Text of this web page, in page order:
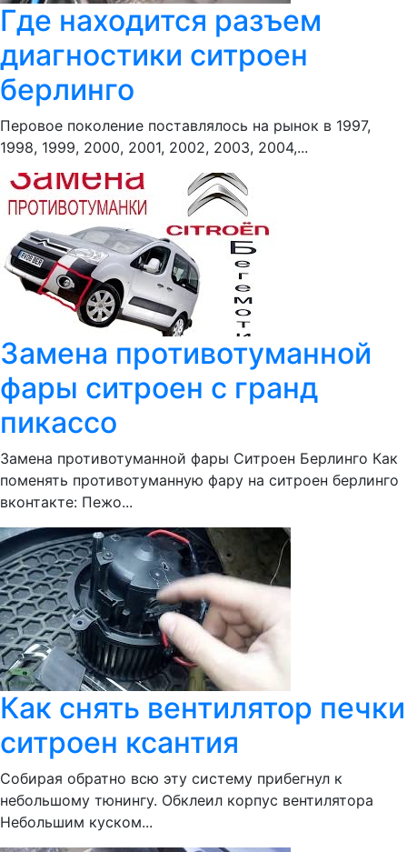
Где находится разъем
диагностики ситроен
берлинго
Перовое поколение поставлялось на рынок в 1997,
1998, 1999, 2000, 2001, 2002, 2003, 2004,...
Замена противотуманной
фары ситроен с гранд
пикассо
Замена противотуманной фары Ситроен Берлинго Как
поменять противотуманную фару на ситроен берлинго
вконтакте: Пежо...
Как снять вентилятор печки
ситроен ксантия
Собирая обратно всю эту систему прибегнул к
небольшому тюнингу. Обклеил корпус вентилятора
Небольшим куском...